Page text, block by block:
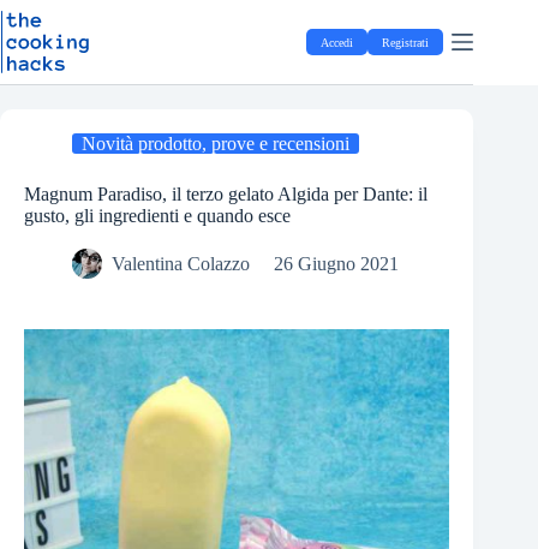
S
t
Salta
al
contenuto
Accedi Registrati
Novità prodotto, prove e recensioni
Magnum Paradiso, il terzo gelato Algida per Dante: il
gusto, gli ingredienti e quando esce
Valentina Colazzo 26 Giugno 2021